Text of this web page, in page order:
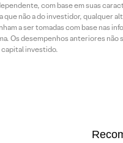
com base em suas
que não a do investidor, qualquer
a ser tomadas com base nas
Os desempenhos anteriores
investido.